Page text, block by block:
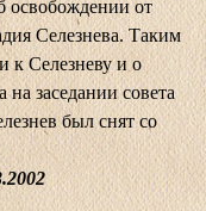
освобождении от
Селезнева. Таким
к Селезневу и о
заседании совета
был снят со